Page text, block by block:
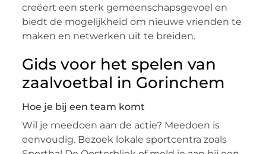
creëert een sterk gemeenschapsgevoel en
biedt de mogelijkheid om nieuwe vrienden te
maken en netwerken uit te breiden.
Gids voor het spelen van
zaalvoetbal in Gorinchem
Hoe je bij een team komt
Wil je meedoen aan de actie? Meedoen is
eenvoudig. Bezoek lokale sportcentra zoals